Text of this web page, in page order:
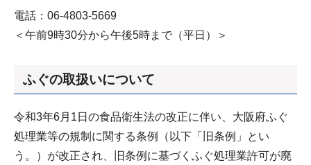
電話：06-4803-5669
＜午前9時30分から午後5時まで（平日）＞
ふぐの取扱いについて
令和3年6月1日の食品衛生法の改正に伴い、大阪府ふぐ
処理業等の規制に関する条例（以下「旧条例」とい
う。）が改正され、旧条例に基づくふぐ処理業許可が廃